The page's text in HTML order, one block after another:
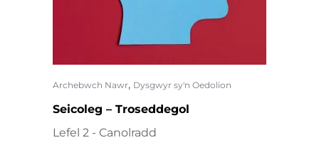
Archebwch Nawr, Dysgwyr sy'n Oedolion
Seicoleg – Troseddegol
Lefel 2 - Canolradd